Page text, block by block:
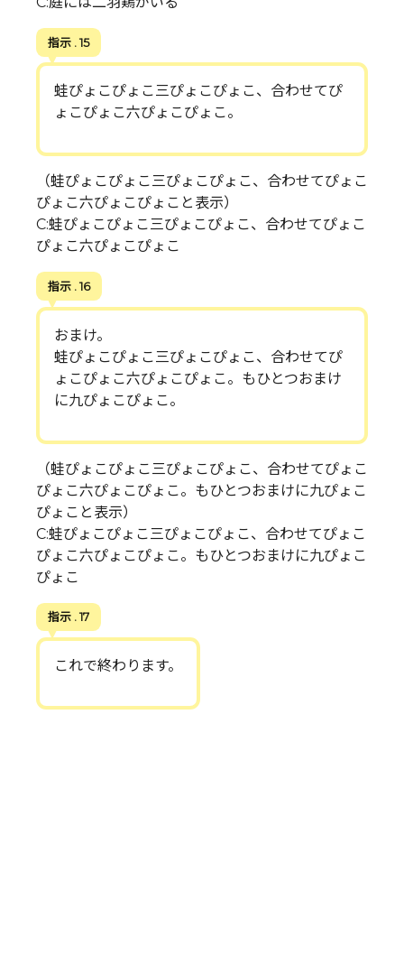
指示 . 15
蛙ぴょこぴょこ三ぴょこぴょこ、合わせてぴ
ょこぴょこ六ぴょこぴょこ。
（蛙ぴょこぴょこ三ぴょこぴょこ、合わせてぴょこ
ぴょこ六ぴょこぴょこと表示）
C:蛙ぴょこぴょこ三ぴょこぴょこ、合わせてぴょこ
ぴょこ六ぴょこぴょこ
指示 . 16
おまけ。
蛙ぴょこぴょこ三ぴょこぴょこ、合わせてぴ
ょこぴょこ六ぴょこぴょこ。もひとつおまけ
に九ぴょこぴょこ。
（蛙ぴょこぴょこ三ぴょこぴょこ、合わせてぴょこ
ぴょこ六ぴょこぴょこ。もひとつおまけに九ぴょこ
ぴょこと表示）
C:蛙ぴょこぴょこ三ぴょこぴょこ、合わせてぴょこ
ぴょこ六ぴょこぴょこ。もひとつおまけに九ぴょこ
ぴょこ
指示 . 17
これで終わります。